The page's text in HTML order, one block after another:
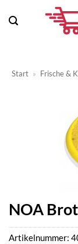
Inhalt
Start » Frische &
NOA
Artikelnummer: